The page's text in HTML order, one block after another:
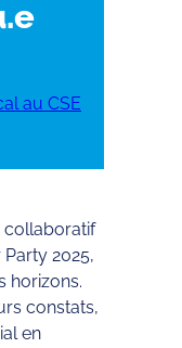
au CSE
collaboratif
2025,
horizons.
constats,
en